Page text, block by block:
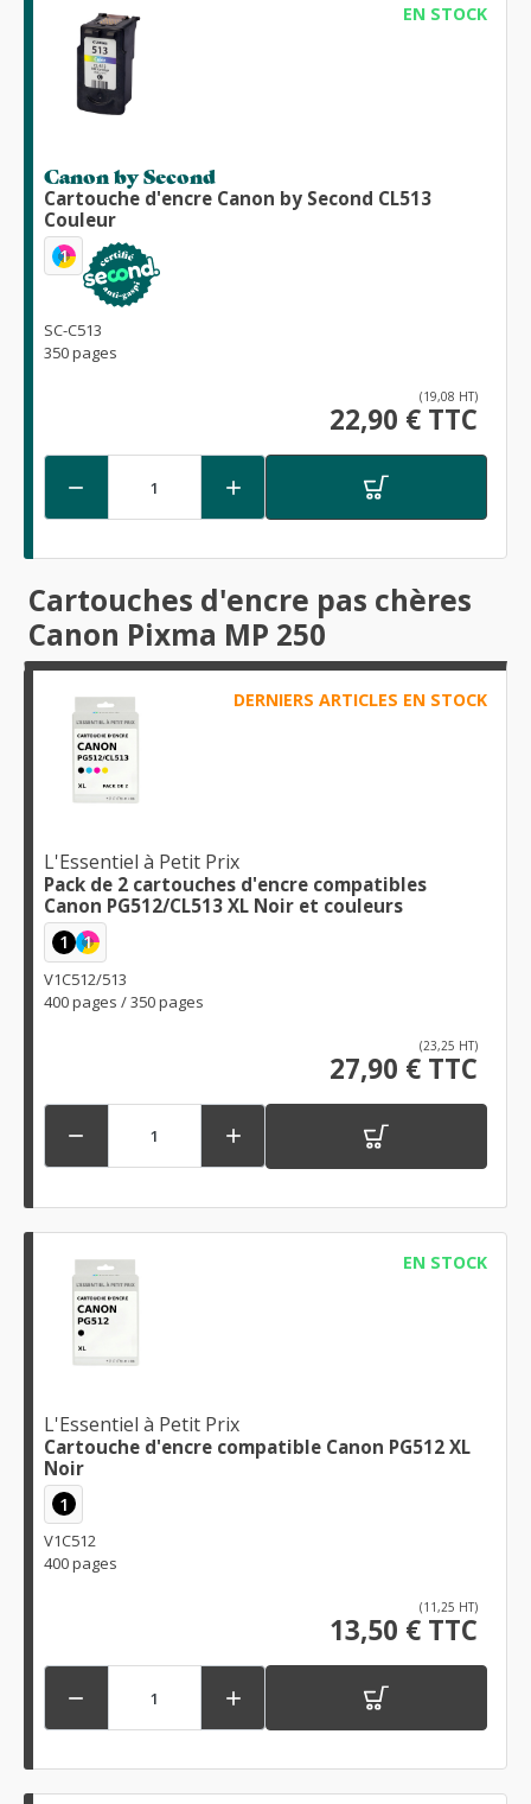
EN STOCK
Canon by Second
Cartouche d'encre Canon by Second CL513
Couleur
1
SC-C513
350 pages
(19,08 HT)
22,90 € TTC
 
Cartouches d'encre pas chères
Canon Pixma MP 250
DERNIERS ARTICLES EN STOCK
L'Essentiel à Petit Prix
Pack de 2 cartouches d'encre compatibles
Canon PG512/CL513 XL Noir et couleurs
1 1
V1C512/513
400 pages / 350 pages
(23,25 HT)
27,90 € TTC
 
EN STOCK
L'Essentiel à Petit Prix
Cartouche d'encre compatible Canon PG512 XL
Noir
1
V1C512
400 pages
(11,25 HT)
13,50 € TTC
 